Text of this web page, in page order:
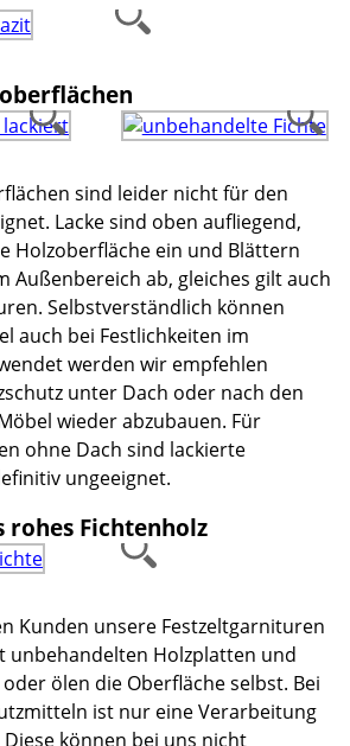
sind leider nicht für den
Lacke sind oben aufliegend,
Holzoberfläche ein und Blättern
Außenbereich ab, gleiches gilt auch
Selbstverständlich können
auch bei Festlichkeiten im
werden wir empfehlen
unter Dach oder nach den
wieder abzubauen. Für
ohne Dach sind lackierte
ungeeignet.
rohes Fichtenholz
Kunden unsere Festzeltgarnituren
unbehandelten Holzplatten und
ölen die Oberfläche selbst. Bei
ist nur eine Verarbeitung
Diese können bei uns nicht